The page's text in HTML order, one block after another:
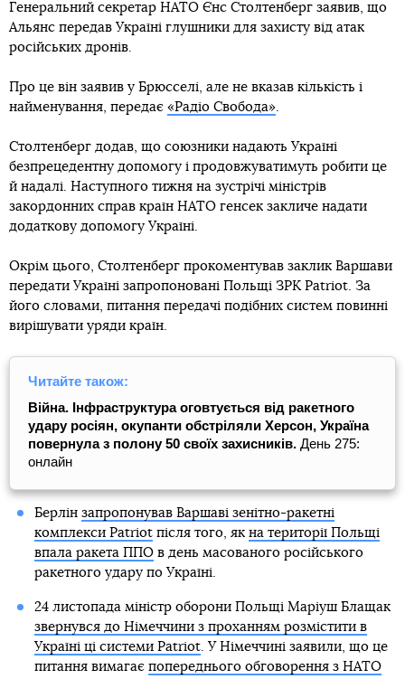
Генеральний секретар НАТО Єнс Столтенберг заявив, що
Альянс передав Україні глушники для захисту від атак
російських дронів.
Про це він заявив у Брюсселі, але не вказав кількість і
найменування, передає «Радіо Свобода».
Столтенберг додав, що союзники надають Україні
безпрецедентну допомогу і продовжуватимуть робити це
й надалі. Наступного тижня на зустрічі міністрів
закордонних справ країн НАТО генсек закличе надати
додаткову допомогу Україні.
Окрім цього, Столтенберг прокоментував заклик Варшави
передати Україні запропоновані Польщі ЗРК Patriot. За
його словами, питання передачі подібних систем повинні
вирішувати уряди країн.
Читайте також:
Війна. Інфраструктура оговтується від ракетного
удару росіян, окупанти обстріляли Херсон, Україна
повернула з полону 50 своїх захисників. День 275:
онлайн
Берлін запропонував Варшаві зенітно-ракетні
комплекси Patriotпісля того, як на території Польщі
впала ракета ППОв день масованого російського
ракетного удару по Україні.
24 листопада міністр оборони Польщі Маріуш Блащак
звернувся до Німеччини з проханням розмістити в
Україні ці системи Patriot. У Німеччині заявили, що це
питання вимагає попереднього обговорення з НАТО